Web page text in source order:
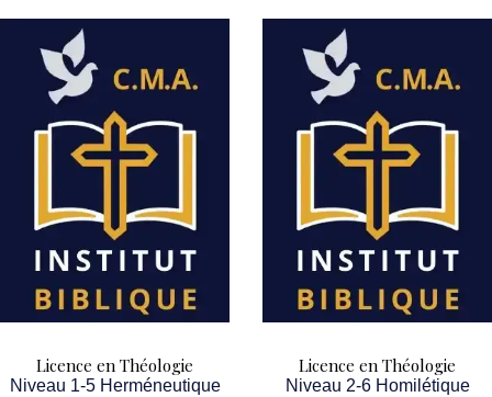
Licence en Théologie
Niveau 1-5 Herméneutique
Licence en Théologie
Niveau 2-6 Homilétique